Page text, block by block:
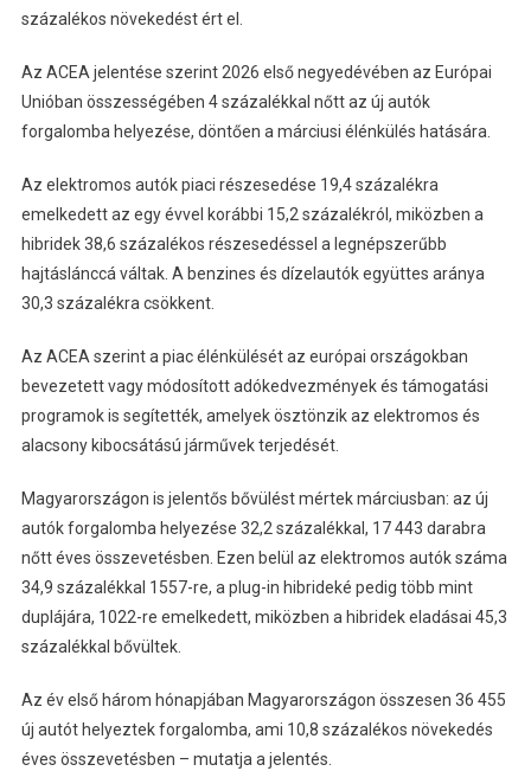
százalékos növekedést ért el.
Az ACEA jelentése szerint 2026 első negyedévében az Európai
Unióban összességében 4 százalékkal nőtt az új autók
forgalomba helyezése, döntően a márciusi élénkülés hatására.
Az elektromos autók piaci részesedése 19,4 százalékra
emelkedett az egy évvel korábbi 15,2 százalékról, miközben a
hibridek 38,6 százalékos részesedéssel a legnépszerűbb
hajtáslánccá váltak. A benzines és dízelautók együttes aránya
30,3 százalékra csökkent.
Az ACEA szerint a piac élénkülését az európai országokban
bevezetett vagy módosított adókedvezmények és támogatási
programok is segítették, amelyek ösztönzik az elektromos és
alacsony kibocsátású járművek terjedését.
Magyarországon is jelentős bővülést mértek márciusban: az új
autók forgalomba helyezése 32,2 százalékkal, 17 443 darabra
nőtt éves összevetésben. Ezen belül az elektromos autók száma
34,9 százalékkal 1557-re, a plug-in hibrideké pedig több mint
duplájára, 1022-re emelkedett, miközben a hibridek eladásai 45,3
százalékkal bővültek.
Az év első három hónapjában Magyarországon összesen 36 455
új autót helyeztek forgalomba, ami 10,8 százalékos növekedés
éves összevetésben – mutatja a jelentés.